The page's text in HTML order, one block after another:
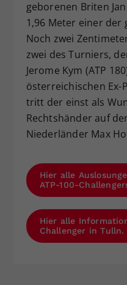
geborenen Briten
1,96 Meter einer
Noch zwei
zwei des Turniers,
Jerome Kym (ATP
österreichischen
tritt der einst als
Rechtshänder auf
Niederländer Max
Hier alle
ATP-100-
Hier alle
Challenger in Tulln.